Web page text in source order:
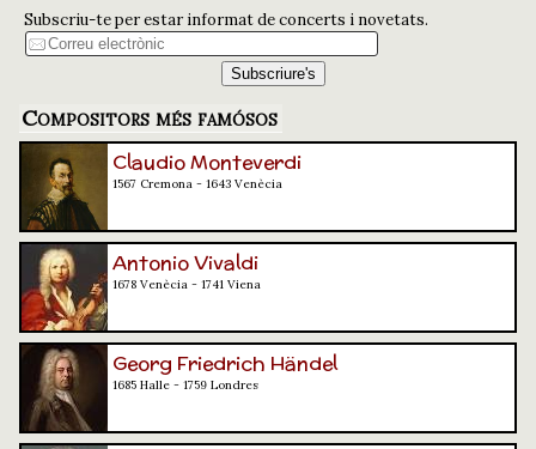
Subscriu-te per estar informat de concerts i novetats.
Compositors més famósos
Claudio Monteverdi
1567 Cremona - 1643 Venècia
Antonio Vivaldi
1678 Venècia - 1741 Viena
Georg Friedrich Händel
1685 Halle - 1759 Londres